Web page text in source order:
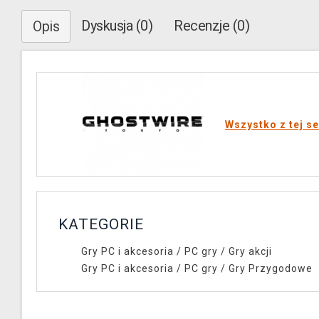
Opis Dyskusja (0) Recenzje (0)
Wszystko z tej
KATEGORIE
Gry PC i akcesoria / PC gry / Gry akcji
Gry PC i akcesoria / PC gry / Gry Przygodowe